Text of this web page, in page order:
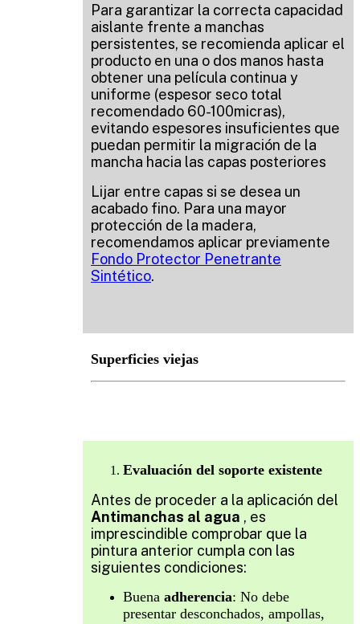
Para garantizar la correcta capacidad
aislante frente a manchas
persistentes, se recomienda aplicar el
producto en una o dos manos hasta
obtener una película continua y
uniforme (espesor seco total
recomendado 60-100micras),
evitando espesores insuficientes que
puedan permitir la migración de la
mancha hacia las capas posteriores
Lijar entre capas si se desea un
acabado fino. Para una mayor
protección de la madera,
recomendamos aplicar previamente
Fondo Protector Penetrante
Sintético.
Superficies viejas
Evaluación del soporte existente
Antes de proceder a la aplicación del
Antimanchas al agua , es
imprescindible comprobar que la
pintura anterior cumpla con las
siguientes condiciones:
Buena adherencia: No debe
presentar desconchados, ampollas,